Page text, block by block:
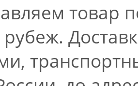
товар